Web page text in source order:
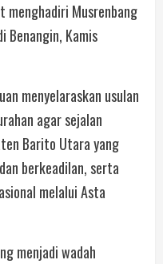
menghadiri Musrenbang
Benangin, Kamis
menyelaraskan usulan
agar sejalan
Barito Utara yang
berkeadilan, serta
melalui Asta
menjadi wadah